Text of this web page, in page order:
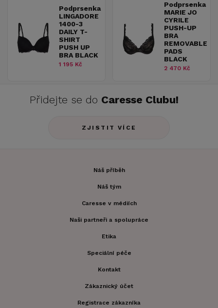
Podprsenka
LINGADORE
1400-3
DAILY T-
SHIRT
PUSH UP
BRA BLACK
1 195 Kč
Podprsenka
MARIE JO
CYRILE
PUSH-UP
BRA
REMOVABLE
PADS
BLACK
2 470 Kč
Přidejte se do Caresse Clubu!
ZJISTIT VÍCE
Náš příběh
Náš tým
Caresse v médiích
Naši partneři a spolupráce
Etika
Speciální péče
Kontakt
Zákaznický účet
Registrace zákazníka